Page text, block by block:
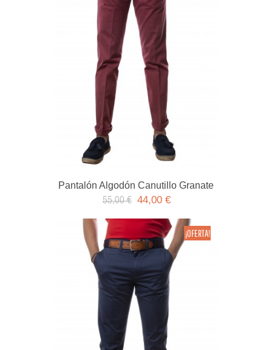
Pantalón Algodón Canutillo Granate
55,00 € 44,00 €
¡OFERTA!